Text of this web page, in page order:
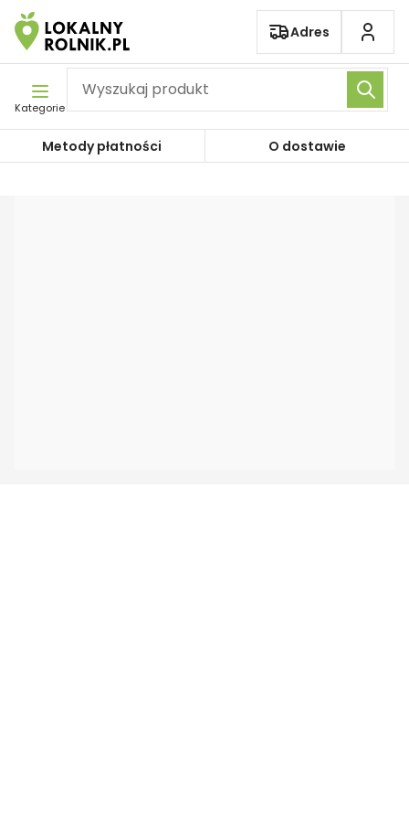
Pomiń nawigację
Adres
Kategorie
Metody płatności O dostawie